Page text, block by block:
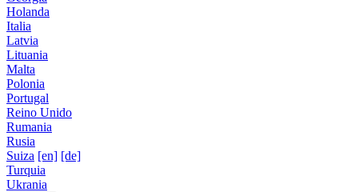
Holanda
Italia
Latvia
Lituania
Malta
Polonia
Portugal
Reino Unido
Rumania
Rusia
Suiza [en] [de]
Turquia
Ukrania